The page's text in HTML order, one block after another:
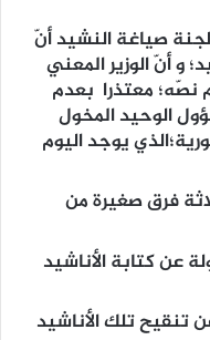
صياغة النشيد أنّ
و أنّ الوزير المعني
ـ 2017 م استلام نصّه؛ معتذرا بعدم
الوحيد المخول
يوجد اليوم
فرق صغيرة من
عن كتابة الأناشيد
تنقيح تلك الأناشيد